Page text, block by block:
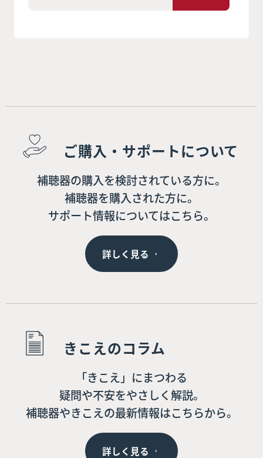
ご購入・サポートについて
補聴器の購入を検討されている方に。
補聴器を購入された方に。
サポート情報についてはこちら。
詳しく見る
きこえのコラム
「きこえ」にまつわる
疑問や不安をやさしく解説。
補聴器やきこえの最新情報はこちらから。
詳しく見る